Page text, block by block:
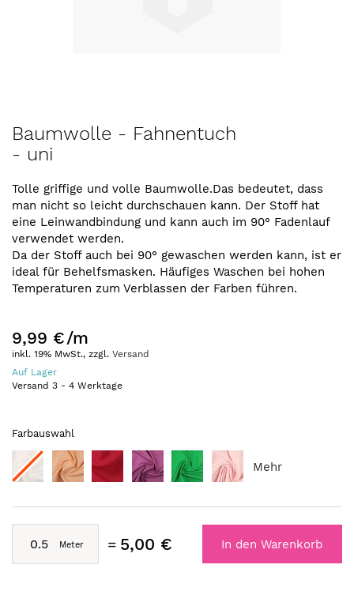
Anfang
der
springen
Baumwolle - Fahnentuch
- uni
Tolle griffige und volle Baumwolle.Das bedeutet, dass
man nicht so leicht durchschauen kann. Der Stoff hat
eine Leinwandbindung und kann auch im 90° Fadenlauf
verwendet werden.
Da der Stoff auch bei 90° gewaschen werden kann, ist er
ideal für Behelfsmasken. Häufiges Waschen bei hohen
Temperaturen zum Verblassen der Farben führen.
9,99 €/m
inkl. 19% MwSt., zzgl. Versand
Auf Lager
Versand 3 - 4 Werktage
Farbauswahl
Mehr
5,00 € In den Warenkorb